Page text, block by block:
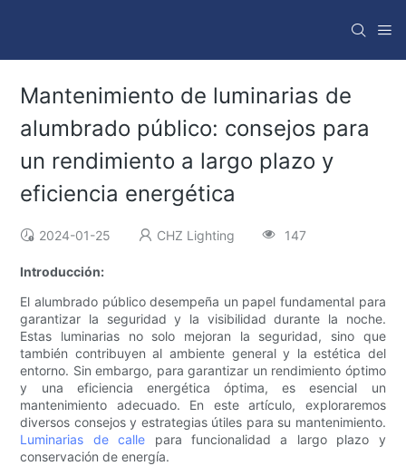
Mantenimiento de luminarias de
alumbrado público: consejos para
un rendimiento a largo plazo y
eficiencia energética
2024-01-25 CHZ Lighting 147
Introducción:
El alumbrado público desempeña un papel fundamental para
garantizar la seguridad y la visibilidad durante la noche.
Estas luminarias no solo mejoran la seguridad, sino que
también contribuyen al ambiente general y la estética del
entorno. Sin embargo, para garantizar un rendimiento óptimo
y una eficiencia energética óptima, es esencial un
mantenimiento adecuado. En este artículo, exploraremos
diversos consejos y estrategias útiles para su mantenimiento.
Luminarias de calle para funcionalidad a largo plazo y
conservación de energía.